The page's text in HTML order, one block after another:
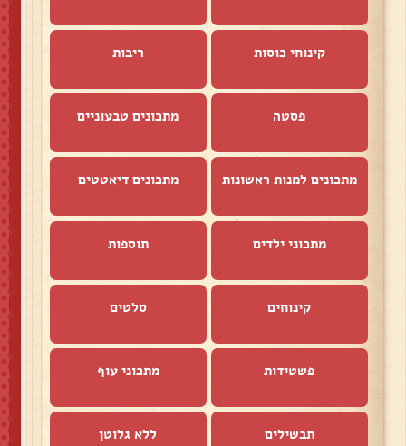
קינוחי כוסות ריבות
פסטה מתכונים טבעוניים
מתכונים למנות ראשונות מתכונים דיאטטים
מתכוני ילדים תוספות
קינוחים סלטים
פשטידות מתכוני עוף
תבשילים ללא גלוטן